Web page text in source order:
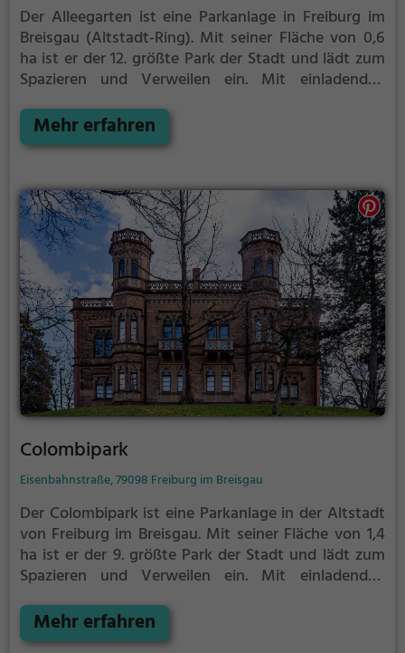
Der Alleegarten ist eine Parkanlage in Freiburg im
Breisgau (Altstadt-Ring). Mit seiner Fläche von 0,6
ha ist er der 12. größte Park der Stadt und lädt zum
Spazieren und Verweilen ein. Mit einladenden
Alleegarten zahlreiche Möglichkeiten zur
Entspannung.
Mehr erfahren
Colombipark
Eisenbahnstraße, 79098 Freiburg im Breisgau
Der Colombipark ist eine Parkanlage in der Altstadt
von Freiburg im Breisgau. Mit seiner Fläche von 1,4
ha ist er der 9. größte Park der Stadt und lädt zum
Spazieren und Verweilen ein. Mit einladenden
Colombipark zahlreiche Möglichkeiten zur
Entspannung.
Mehr erfahren